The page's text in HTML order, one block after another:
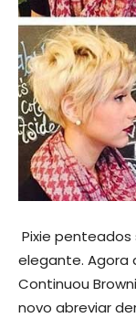
Pixie
elegante. Agora
Continuou
novo abreviar